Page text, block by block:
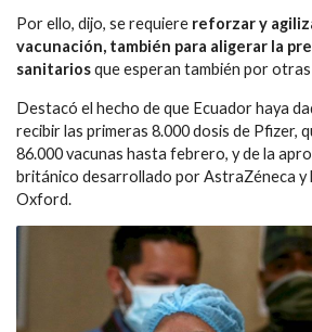
Por ello, dijo, se requiere reforzar y
vacunación, también para aligerar la
sanitariosque esperan también por
Destacó el hecho de que Ecuador haya
recibir las primeras 8.000 dosis de Pfizer,
86.000 vacunas hasta febrero, y de la
británico desarrollado por AstraZéneca y
Oxford.